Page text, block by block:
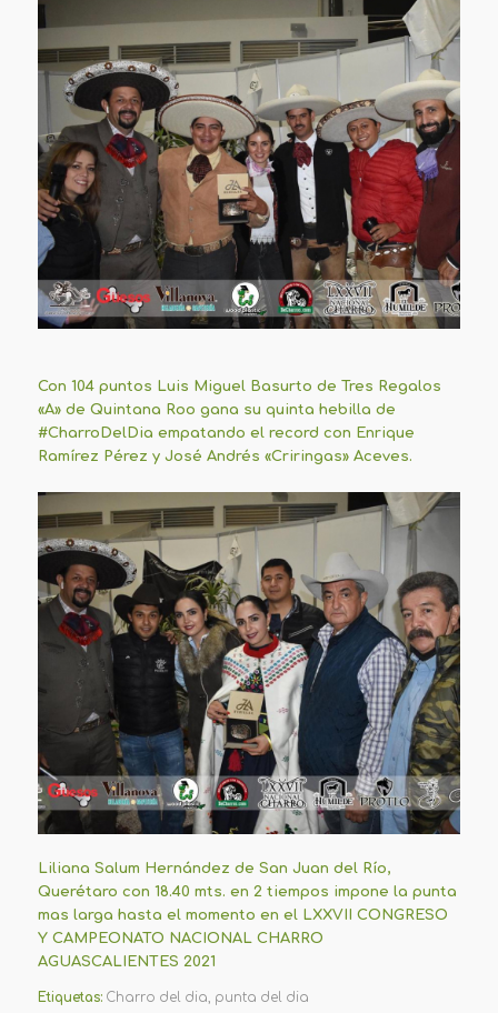
Con 104 puntos Luis Miguel Basurto de Tres Regalos
«A» de Quintana Roo gana su quinta hebilla de
#CharroDelDia empatando el record con Enrique
Ramírez Pérez y José Andrés «Criringas» Aceves.
Liliana Salum Hernández de San Juan del Río,
Querétaro con 18.40 mts. en 2 tiempos impone la punta
mas larga hasta el momento en el LXXVII CONGRESO
Y CAMPEONATO NACIONAL CHARRO
AGUASCALIENTES 2021
Etiquetas: Charro del dia, punta del dia